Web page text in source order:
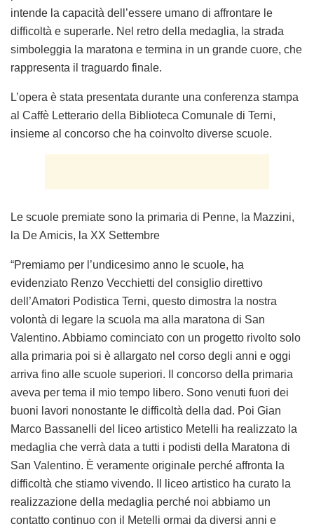
intende la capacità dell’essere umano di affrontare le
difficoltà e superarle. Nel retro della medaglia, la strada
simboleggia la maratona e termina in un grande cuore, che
rappresenta il traguardo finale.
L’opera è stata presentata durante una conferenza stampa
al Caffè Letterario della Biblioteca Comunale di Terni,
insieme al concorso che ha coinvolto diverse scuole.
Le scuole premiate sono la primaria di Penne, la Mazzini,
la De Amicis, la XX Settembre
“Premiamo per l’undicesimo anno le scuole, ha
evidenziato Renzo Vecchietti del consiglio direttivo
dell’Amatori Podistica Terni, questo dimostra la nostra
volontà di legare la scuola ma alla maratona di San
Valentino. Abbiamo cominciato con un progetto rivolto solo
alla primaria poi si è allargato nel corso degli anni e oggi
arriva fino alle scuole superiori. Il concorso della primaria
aveva per tema il mio tempo libero. Sono venuti fuori dei
buoni lavori nonostante le difficoltà della dad. Poi Gian
Marco Bassanelli del liceo artistico Metelli ha realizzato la
medaglia che verrà data a tutti i podisti della Maratona di
San Valentino. È veramente originale perché affronta la
difficoltà che stiamo vivendo. Il liceo artistico ha curato la
realizzazione della medaglia perché noi abbiamo un
contatto continuo con il Metelli ormai da diversi anni e